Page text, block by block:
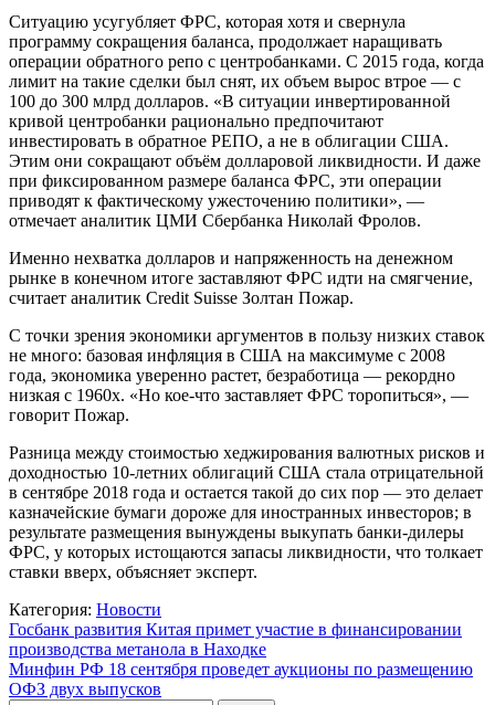
Ситуацию усугубляет ФРС, которая хотя и свернула
программу сокращения баланса, продолжает наращивать
операции обратного репо с центробанками. С 2015 года, когда
лимит на такие сделки был снят, их объем вырос втрое — с
100 до 300 млрд долларов. «В ситуации инвертированной
кривой центробанки рационально предпочитают
инвестировать в обратное РЕПО, а не в облигации США.
Этим они сокращают объём долларовой ликвидности. И даже
при фиксированном размере баланса ФРС, эти операции
приводят к фактическому ужесточению политики», —
отмечает аналитик ЦМИ Сбербанка Николай Фролов.
Именно нехватка долларов и напряженность на денежном
рынке в конечном итоге заставляют ФРС идти на смягчение,
считает аналитик Credit Suisse Золтан Пожар.
С точки зрения экономики аргументов в пользу низких ставок
не много: базовая инфляция в США на максимуме с 2008
года, экономика уверенно растет, безработица — рекордно
низкая с 1960х. «Но кое-что заставляет ФРС торопиться», —
говорит Пожар.
Разница между стоимостью хеджирования валютных рисков и
доходностью 10-летних облигаций США стала отрицательной
в сентябре 2018 года и остается такой до сих пор — это делает
казначейские бумаги дороже для иностранных инвесторов; в
результате размещения вынуждены выкупать банки-дилеры
ФРС, у которых истощаются запасы ликвидности, что толкает
ставки вверх, объясняет эксперт.
Категория: Новости
Навигация
по
записям
Госбанк развития Китая примет участие в финансировании
производства метанола в Находке
Минфин РФ 18 сентября проведет аукционы по размещению
ОФЗ двух выпусков